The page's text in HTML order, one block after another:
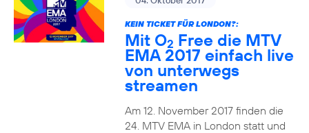
KEIN TICKET FÜR LONDON?:
Mit O2 Free die MTV
EMA 2017 einfach live
von unterwegs
streamen
Am 12. November 2017 finden die
24. MTV EMA in London statt und